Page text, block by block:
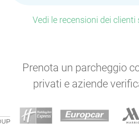
Vedi le recensioni dei clienti
Prenota un parcheggio
privati e aziende